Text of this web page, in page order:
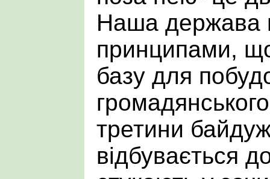
Наша держава
принципами,
базу для
третини
відбувається